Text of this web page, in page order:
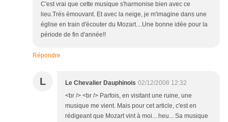
C'est vrai que cette musique s'harmonise bien avec ce
lieu.Trés émouvant. Et avec la neige, je m'imagine dans une
église en train d'écouter du Mozart....Une bonne idée pour la
période de fin d'année!!
Répondre
L Le Chevalier Dauphinois 02/12/2008 12:32
<br /> <br /> Parfois, en visitant une ruine, une
musique me vient. Mais pour cet article, c'est en
rédigeant que Mozart vint à moi... heu... Sa musique